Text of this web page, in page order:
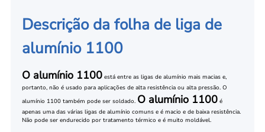
Descrição da folha de liga de
alumínio 1100
O alumínio 1100 está entre as ligas de alumínio mais macias e,
portanto, não é usado para aplicações de alta resistência ou alta pressão. O
alumínio 1100 também pode ser soldado. O alumínio 1100 é
apenas uma das várias ligas de alumínio comuns e é macio e de baixa resistência.
Não pode ser endurecido por tratamento térmico e é muito moldável.